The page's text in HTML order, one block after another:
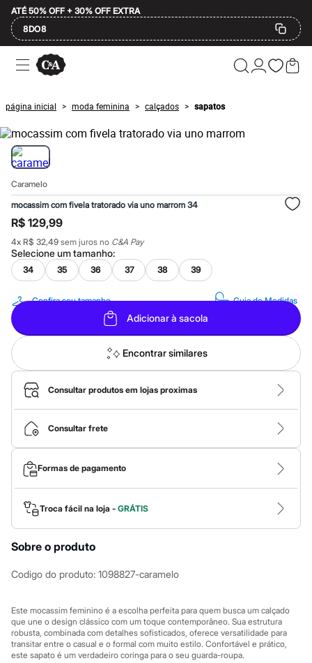
ATÉ 50% OFF + 30% OFF EXTRA
8DO8
Ofertas
Compre por Departamento
Masculino
Infantil
Calçados
Mindse7
Plus Size
Até 20% off
Até 40% off
Até 60% off
A partir de 60% off
Feminino
Em alta
Inverno
Alfaiataria
Novidades
Roupas
Básicos
Calças
Casacos e Jaquetas
Jeans
Macacões
Saias
Shorts e Bermudas
Vestidos
Acessórios
Bonés e Chapéus
Bijoux
Cintos
Óculos
Relógios
Calçados
Botas
Chinelos
Rasteirinhas
Sandálias
Sapatilhas
Tênis
Marcas
Clock House
Mindset
Sawary
Yessica
Moda esportiva
página inicial > moda feminina > calçados > sapatos
Caramelo
mocassim com fivela tratorado via uno marrom 34
R$ 129,99
4x R$ 32,49 sem juros no C&A Pay
Selecione umtamanho:
34 35 36 37 38 39
Confira seu tamanho Guia de Medidas
Adicionar à sacola
Encontrar similares
Consultar produtos em lojas proximas
Consultar frete
Formas de pagamento
Troca fácil na loja - GRÁTIS
Sobre o produto
Codigo do produto: 1098827-caramelo
Este mocassim feminino é a escolha perfeita para quem busca um calçado
que une o design clássico com um toque contemporâneo. Sua estrutura
robusta, combinada com detalhes sofisticados, oferece versatilidade para
transitar entre o casual e o formal com muito estilo. Confortável e prático,
este sapato é um verdadeiro coringa para o seu guarda-roupa.